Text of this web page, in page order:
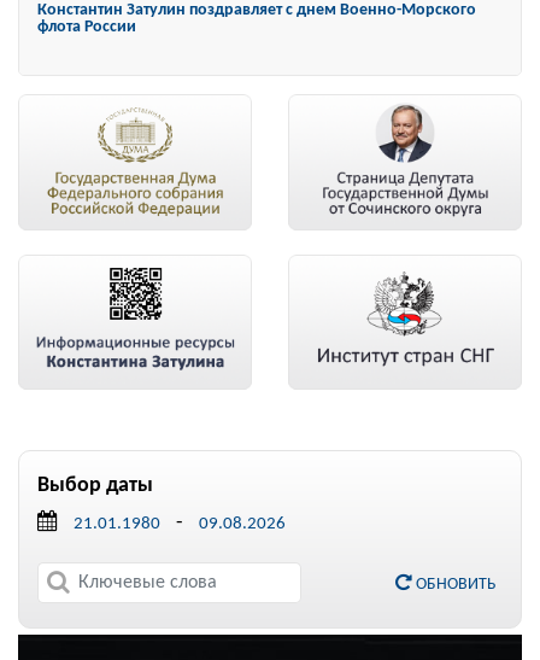
Константин Затулин награжден Орденом «За заслуги перед
Отечеством» IV степени
Выбор даты
-
ОБНОВИТЬ